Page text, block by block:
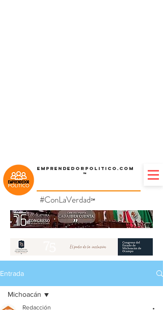
Emprendedorpolitico.com
™
#ConLaVerdad℠
Entrada
Michoacán
Redacción